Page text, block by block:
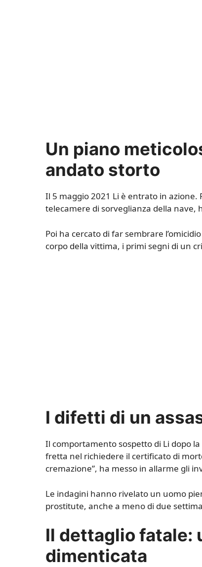
Un piano
andato storto
Il 5 maggio 2021 Li è entrato in
telecamere di sorveglianza della nave,
Poi ha cercato di far sembrare
corpo della vittima, i primi segni di un
I difetti di un
Il comportamento sospetto di Li dopo
fretta nel richiedere il certificato di
cremazione”, ha messo in allarme gli
Le indagini hanno rivelato un uomo
prostitute, anche a meno di due
Il dettaglio fatale:
dimenticata